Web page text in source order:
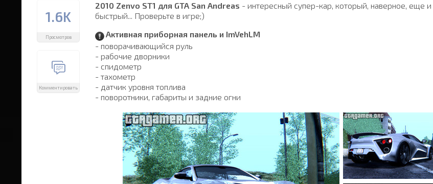
1.6K
Просмотров
Комментировать
2010 Zenvo ST1 для GTA San Andreas - интересный супер-кар, который, наверное, еще и
быстрый... Проверьте в игре;)
Активная приборная панель и ImVehLM
- поворачивающийся руль
- рабочие дворники
- спидометр
- тахометр
- датчик уровня топлива
- поворотники, габариты и задние огни